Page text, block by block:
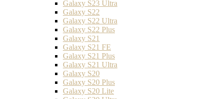
Galaxy S23 Ultra
Galaxy S22
Galaxy S22 Ultra
Galaxy S22 Plus
Galaxy S21
Galaxy S21 FE
Galaxy S21 Plus
Galaxy S21 Ultra
Galaxy S20
Galaxy S20 Plus
Galaxy S20 Lite